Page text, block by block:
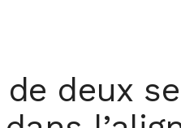
de deux